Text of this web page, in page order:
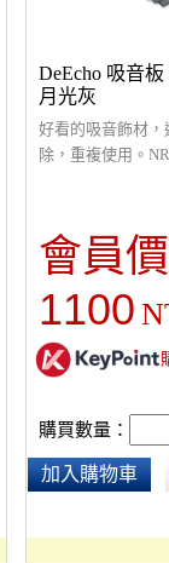
DeEcho 吸音板
月光灰
好看的吸音飾材
除，重複使用。
通過環保及防焰
有耗材及工錢計算
會員
1100
購買數量：
加入購物車